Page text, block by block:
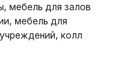
мебель для залов
мебель для
колл